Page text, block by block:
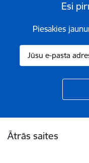
Esi
Piesakies
Ātrās saites